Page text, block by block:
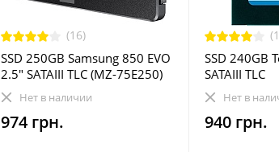
(16)
SSD 250GB Samsung 850 EVO
2.5" SATAIII TLC (MZ-75E250)
Refurbished
Нет в наличии
974 грн.
SSD 240GB
SATAIII TLC
Нет в
940 грн.